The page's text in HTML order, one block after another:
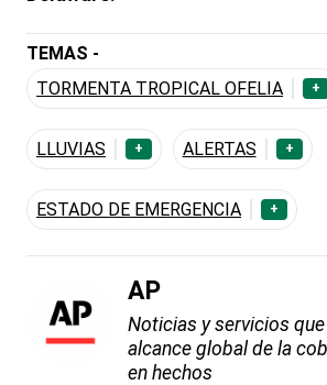
TEMAS -
TORMENTA TROPICAL OFELIA
+
LLUVIAS + ALERTAS +
ESTADO DE EMERGENCIA +
AP
Noticias y servicios
alcance global de la
en hechos